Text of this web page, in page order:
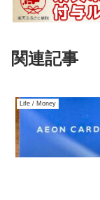
関連記事
Life / Money